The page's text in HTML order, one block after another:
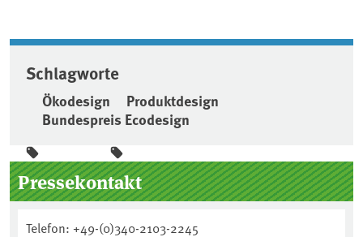
Schlagworte
Ökodesign
Produktdesign
Bundespreis Ecodesign
Seitenleiste
Pressekontakt
Telefon: +49-(0)340-2103-2245